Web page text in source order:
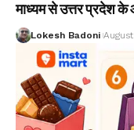
माध्यम से उत्तर प्रदेश के
Lokesh Badoni